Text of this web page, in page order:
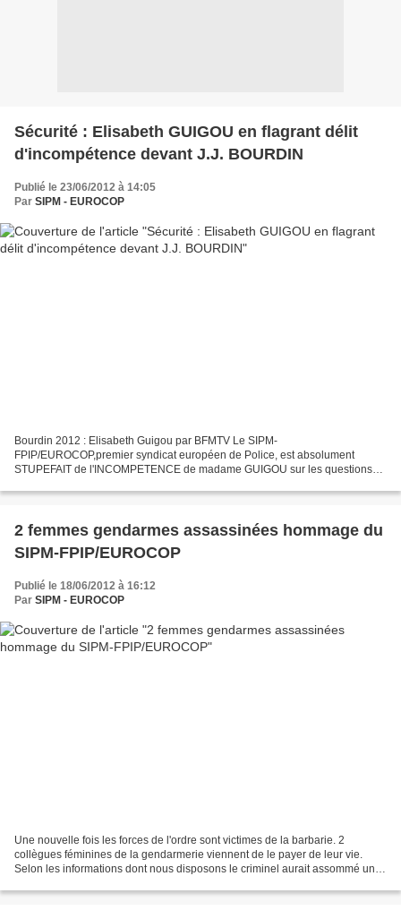
Sécurité : Elisabeth GUIGOU en flagrant délit
d'incompétence devant J.J. BOURDIN
Publié le 23/06/2012 à 14:05
Par SIPM - EUROCOP
Bourdin 2012 : Elisabeth Guigou par BFMTV Le SIPM-
FPIP/EUROCOP,premier syndicat européen de Police, est absolument
STUPEFAIT de l'INCOMPETENCE de madame GUIGOU sur les questions
2 femmes gendarmes assassinées hommage du
SIPM-FPIP/EUROCOP
Publié le 18/06/2012 à 16:12
Par SIPM - EUROCOP
Une nouvelle fois les forces de l'ordre sont victimes de la barbarie. 2
collègues féminines de la gendarmerie viennent de le payer de leur vie.
Selon les informations dont nous disposons le criminel aurait assommé une